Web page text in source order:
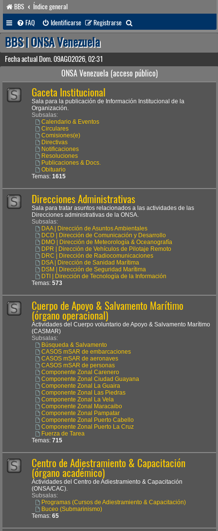
BBS
Índice general
FAQ
Identificarse Registrarse
u
a
BBS | ONSA Venezuela
Fecha actual Dom. 09AGO2026, 02:31
ONSA Venezuela (acceso público)
Gaceta Institucional
Sala para la publicación de Información Institucional de la
Organización.
Subsalas:
Calendario & Eventos
Circulares
Comisiones(e)
Directivas
Notificaciones
Resoluciones
Publicaciones & Docs.
Obituario
Temas: 1615
Direcciones Administrativas
Sala para tratar asuntos relacionados a las actividades de las
Direcciones administrativas de la ONSA.
Subsalas:
DAA | Dirección de Asuntos Ambientales
DCD | Dirección de Comunicación y Desarrollo
DMO | Dirección de Meteorología & Oceanografía
DPR | Dirección de Vehículos de Pilotaje Remoto
DRC | Dirección de Radiocomunicaciones
DSA | Dirección de Sanidad Marítima
DSM | Dirección de Seguridad Marítima
DTI | Dirección de Tecnología de la Información
Temas: 573
Cuerpo de Apoyo & Salvamento Marítimo
(órgano operacional)
Actividades del Cuerpo voluntario de Apoyo & Salvamento Marítimo
(CASMAR)
Subsalas:
Búsqueda & Salvamento
CASOS mSAR de embarcaciones
CASOS mSAR de aeronaves
CASOS mSAR de personas
Componente Zonal Carenero
Componente Zonal Ciudad Guayana
Componente Zonal La Guaira
Componente Zonal Las Piedras
Componente Zonal La Vela
Componente Zonal Maracaibo
Componente Zonal Pampatar
Componente Zonal Puerto Cabello
Componente Zonal Puerto La Cruz
Fuerza de Tarea
Temas: 715
Centro de Adiestramiento & Capacitación
(órgano académico)
Actividades del Centro de Adiestramiento & Capacitación
(ONSA/CAC).
Subsalas:
Programas (Cursos de Adiestramiento & Capacitación)
Buceo (Submarinismo)
Temas: 65